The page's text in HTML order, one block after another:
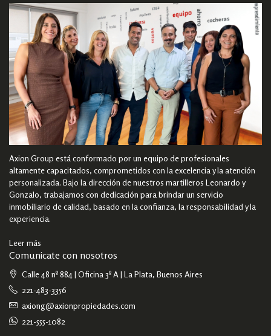
Axion Group está conformado por un equipo de profesionales
altamente capacitados, comprometidos con la excelencia y la atención
personalizada. Bajo la dirección de nuestros martilleros Leonardo y
Gonzalo, trabajamos con dedicación para brindar un servicio
inmobiliario de calidad, basado en la confianza, la responsabilidad y la
experiencia.
Leer más
Comunicate con nosotros
Calle 48 nº 884 | Oficina 3º A | La Plata, Buenos Aires
221-483-3356
axiong@axionpropiedades.com
221-555-1082